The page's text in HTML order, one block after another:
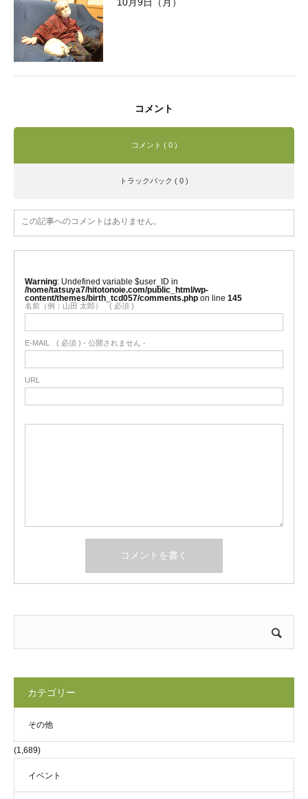
コメント
コメント ( 0 )
トラックバック ( 0 )
この記事へのコメントはありません。
Warning : Undefined variable $user_ID in
/home/tatsuya7/hitotonoie.com/public_html/wp-
content/themes/birth_tcd057/comments.php on line 145
名前（例：山田 太郎） ( 必須 )
E-MAIL ( 必須 ) - 公開されません -
URL
カテゴリー
その他
(1,689)
イベント